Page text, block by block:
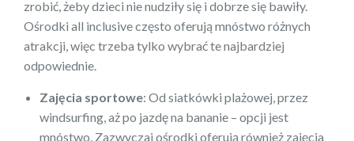
zrobić, żeby dzieci nie nudziły się i dobrze się bawiły.
Ośrodki all inclusive często oferują mnóstwo różnych
atrakcji, więc trzeba tylko wybrać te najbardziej
odpowiednie.
Zajęcia sportowe: Od siatkówki plażowej, przez
windsurfing, aż po jazdę na bananie – opcji jest
mnóstwo. Zazwyczaj ośrodki oferują również zajęcia